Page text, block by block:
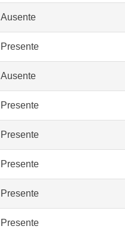
Ausente
Presente
Ausente
Presente
Presente
Presente
Presente
Presente